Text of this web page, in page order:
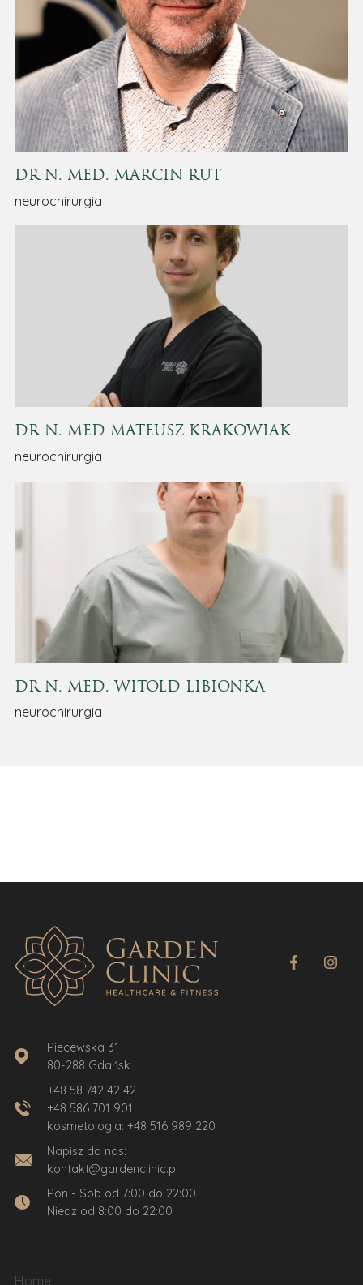
DR N. MED. MARCIN RUT
neurochirurgia
DR N. MED MATEUSZ KRAKOWIAK
neurochirurgia
DR N. MED. WITOLD LIBIONKA
neurochirurgia
Piecewska 31
80-288 Gdańsk
+48 58 742 42 42
+48 586 701 901
kosmetologia: +48 516 989 220
Napisz do nas:
kontakt@gardenclinic.pl
Pon - Sob od 7:00 do 22:00
Niedz od 8:00 do 22:00
Home